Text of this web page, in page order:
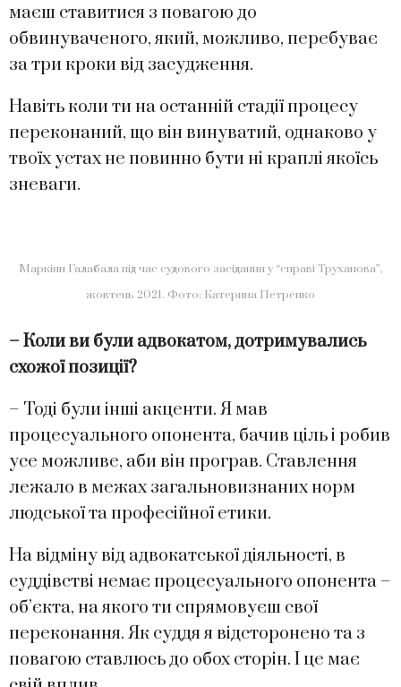
маєш ставитися з повагою до
обвинуваченого, який, можливо, перебуває
за три кроки від засудження.
Навіть коли ти на останній стадії процесу
переконаний, що він винуватий, однаково у
твоїх устах не повинно бути ні краплі якоїсь
зневаги.
Маркіян Галабала під час судового засідання у “справі Труханова”,
жовтень 2021. Фото: Катерина Петренко
– Коли ви були адвокатом, дотримувались
схожої позиції?
– Тоді були інші акценти. Я мав
процесуального опонента, бачив ціль і робив
усе можливе, аби він програв. Ставлення
лежало в межах загальновизнаних норм
людської та професійної етики.
На відміну від адвокатської діяльності, в
суддівстві немає процесуального опонента –
об’єкта, на якого ти спрямовуєш свої
переконання. Як суддя я відсторонено та з
повагою ставлюсь до обох сторін. І це має